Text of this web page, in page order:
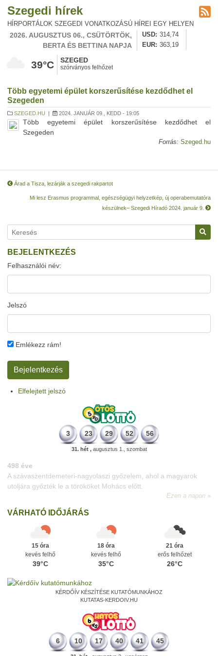
Szegedi hírek
HÍRPORTÁLOK SZEGEDI VONATKOZÁSÚ HÍREI EGY HELYEN
2026. AUGUSZTUS 06., CSÜTÖRTÖK,
BERTA ÉS BETTINA NAPJA
USD
314,74
EUR
363,19
39°C SZEGED
szórványos felhőzet
Több egyetemi épület korszerűsítése kezdődhet el
Szegeden
SZEGED.HU | 2024. JANUÁR 09., KEDD - 19:05
Több egyetemi épület korszerűsítése kezdődhet el
Szegeden
Forrás: Szeged.hu
Árad a Tisza, lezárják a szegedi rakpartot
Mi lesz Erasmus programmal, egészségügyi helyzetkép, új operabemutatóra
készülnek– Szegedi Híradó 2024. január 9.
BEJELENTKEZÉS
Felhasználói név:
Jelszó
Emlékezz rám!
Elfelejtett jelszó
3 23 29 52 56
31. hét ,augusztus 1., szombat
203 éve
Megszületett Marschalkó János szobrász, aki a Lánchíd
kőoroszlánjait készítette.
Ezen a napon
VÁRHATÓ IDŐJÁRÁS
15 óra
kevés felhő
39°C
18 óra
kevés felhő
35°C
21 óra
erős felhőzet
26°C
KÉRDŐÍV KÉSZÍTÉSE KUTATÓMUNKÁHOZ
KUTATAS-KERDOIV.HU
6 10 17 40 41 45